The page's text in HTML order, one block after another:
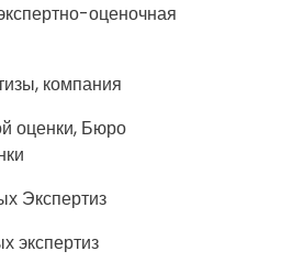
оценочная
компания
оценки, Бюро
Экспертиз
экспертиз